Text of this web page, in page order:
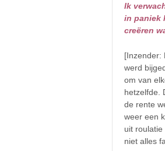
Ik
in paniek
creëren
[Inzender:
werd
om van
hetzelfde.
de rente
weer een
uit
niet alles